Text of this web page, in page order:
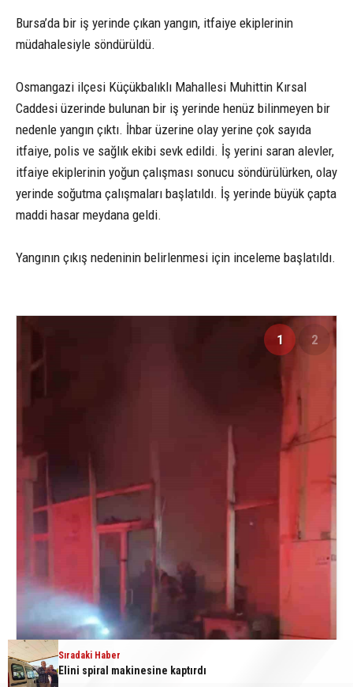
Bursa’da bir iş yerinde çıkan yangın, itfaiye ekiplerinin
müdahalesiyle söndürüldü.
Osmangazi ilçesi Küçükbalıklı Mahallesi Muhittin Kırsal
Caddesi üzerinde bulunan bir iş yerinde henüz bilinmeyen bir
nedenle yangın çıktı. İhbar üzerine olay yerine çok sayıda
itfaiye, polis ve sağlık ekibi sevk edildi. İş yerini saran alevler,
itfaiye ekiplerinin yoğun çalışması sonucu söndürülürken, olay
yerinde soğutma çalışmaları başlatıldı. İş yerinde büyük çapta
maddi hasar meydana geldi.
Yangının çıkış nedeninin belirlenmesi için inceleme başlatıldı.
1 2
Sıradaki Haber
Elini spiral makinesine kaptırdı